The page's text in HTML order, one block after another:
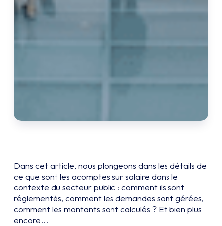
Dans cet article, nous plongeons dans les détails de
ce que sont les acomptes sur salaire dans le
contexte du secteur public : comment ils sont
réglementés, comment les demandes sont gérées,
comment les montants sont calculés ? Et bien plus
encore...